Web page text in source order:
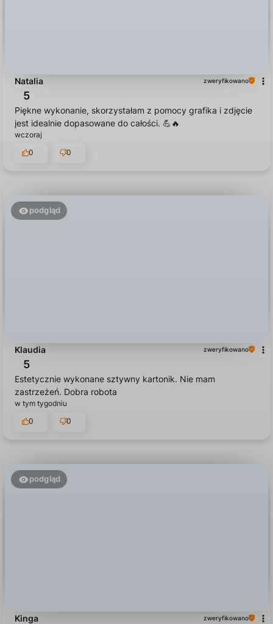
Natalia zweryfikowano
5
Piękne wykonanie, skorzystałam z pomocy grafika i zdjęcie
jest idealnie dopasowane do całości. 💪🔥
wczoraj
0
0
podgląd
Klaudia zweryfikowano
5
Estetycznie wykonane sztywny kartonik. Nie mam
zastrzeżeń. Dobra robota
w tym tygodniu
0
0
podgląd
Kinga zweryfikowano